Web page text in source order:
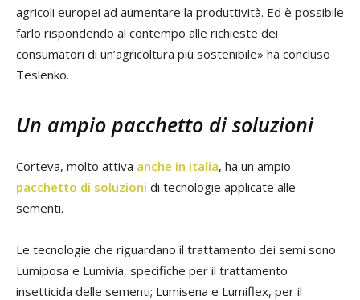
agricoli europei ad aumentare la produttività. Ed è possibile
farlo rispondendo al contempo alle richieste dei
consumatori di un’agricoltura più sostenibile» ha concluso
Teslenko.
Un ampio pacchetto di soluzioni
Corteva, molto attiva anche in Italia, ha un ampio
pacchetto di soluzioni di tecnologie applicate alle
sementi.
Le tecnologie che riguardano il trattamento dei semi sono
Lumiposa e Lumivia, specifiche per il trattamento
insetticida delle sementi; Lumisena e Lumiflex, per il